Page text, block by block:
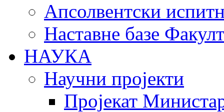
Апсолвентски
Наставне базе
НАУКА
Научни пројекти
Пројекат